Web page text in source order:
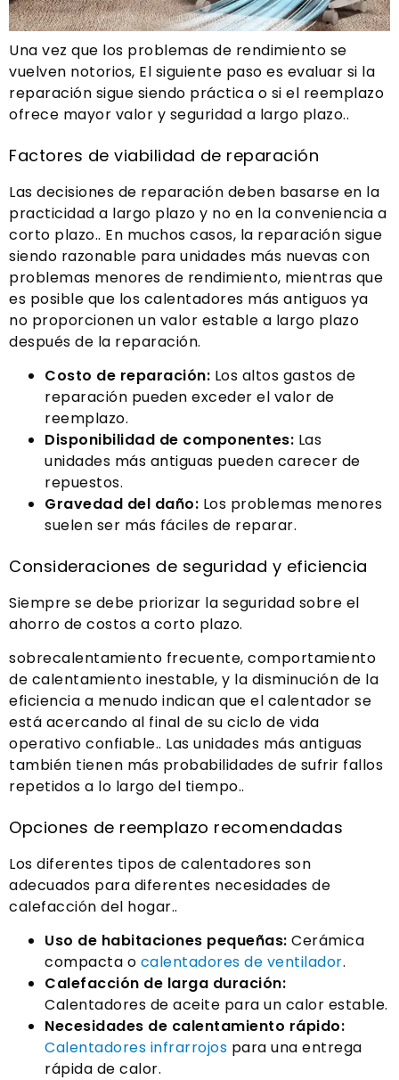
Una vez que los problemas de rendimiento se
vuelven notorios, El siguiente paso es evaluar si la
reparación sigue siendo práctica o si el reemplazo
ofrece mayor valor y seguridad a largo plazo..
Factores de viabilidad de reparación
Las decisiones de reparación deben basarse en la
practicidad a largo plazo y no en la conveniencia a
corto plazo.. En muchos casos, la reparación sigue
siendo razonable para unidades más nuevas con
problemas menores de rendimiento, mientras que
es posible que los calentadores más antiguos ya
no proporcionen un valor estable a largo plazo
después de la reparación.
Costo de reparación: Los altos gastos de
reparación pueden exceder el valor de
reemplazo.
Disponibilidad de componentes: Las
unidades más antiguas pueden carecer de
repuestos.
Gravedad del daño: Los problemas menores
suelen ser más fáciles de reparar.
Consideraciones de seguridad y eficiencia
Siempre se debe priorizar la seguridad sobre el
ahorro de costos a corto plazo.
sobrecalentamiento frecuente, comportamiento
de calentamiento inestable, y la disminución de la
eficiencia a menudo indican que el calentador se
está acercando al final de su ciclo de vida
operativo confiable.. Las unidades más antiguas
también tienen más probabilidades de sufrir fallos
repetidos a lo largo del tiempo..
Opciones de reemplazo recomendadas
Los diferentes tipos de calentadores son
adecuados para diferentes necesidades de
calefacción del hogar..
Uso de habitaciones pequeñas: Cerámica
compacta o calentadores de ventilador.
Calefacción de larga duración:
Calentadores de aceite para un calor estable.
Necesidades de calentamiento rápido:
Calentadores infrarrojos para una entrega
rápida de calor.